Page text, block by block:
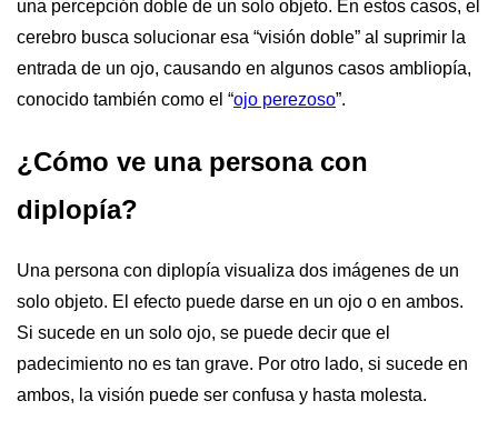
una percepción doble de un solo objeto. En estos casos, el
cerebro busca solucionar esa “visión doble” al suprimir la
entrada de un ojo, causando en algunos casos ambliopía,
conocido también como el “ojo perezoso”.
¿Cómo ve una persona con
diplopía?
Una persona con diplopía visualiza dos imágenes de un
solo objeto. El efecto puede darse en un ojo o en ambos.
Si sucede en un solo ojo, se puede decir que el
padecimiento no es tan grave. Por otro lado, si sucede en
ambos, la visión puede ser confusa y hasta molesta.